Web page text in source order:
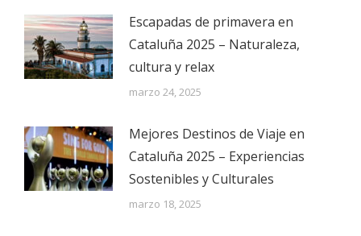
Escapadas de primavera en
Cataluña 2025 – Naturaleza,
cultura y relax
marzo 24, 2025
Mejores Destinos de Viaje en
Cataluña 2025 – Experiencias
Sostenibles y Culturales
marzo 18, 2025